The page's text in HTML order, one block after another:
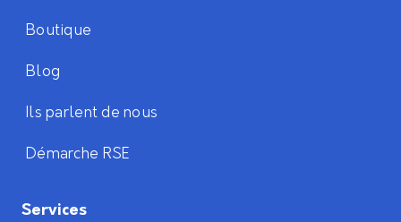
Boutique
Blog
Ils parlent de nous
Démarche RSE
Services